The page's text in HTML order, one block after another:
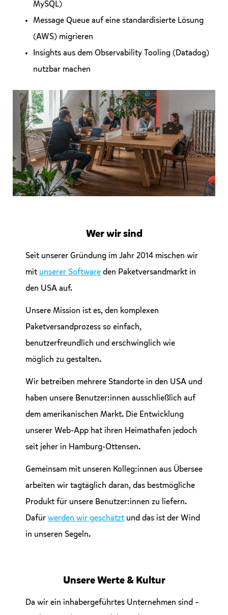
MySQL)
Message Queue auf eine standardisierte Lösung
(AWS) migrieren
Insights aus dem Observability Tooling (Datadog)
nutzbar machen
Wer wir sind
Seit unserer Gründung im Jahr 2014 mischen wir
mit unserer Software den Paketversandmarkt in
den USA auf.
Unsere Mission ist es, den komplexen
Paketversandprozess so einfach,
benutzerfreundlich und erschwinglich wie
möglich zu gestalten.
Wir betreiben mehrere Standorte in den USA und
haben unsere Benutzer:innen ausschließlich auf
dem amerikanischen Markt. Die Entwicklung
unserer Web-App hat ihren Heimathafen jedoch
seit jeher in Hamburg-Ottensen.
Gemeinsam mit unseren Kolleg:innen aus Übersee
arbeiten wir tagtäglich daran, das bestmögliche
Produkt für unsere Benutzer:innen zu liefern.
Dafür werden wir geschätzt und das ist der Wind
in unseren Segeln.
Unsere Werte & Kultur
Da wir ein inhabergeführtes Unternehmen sind –